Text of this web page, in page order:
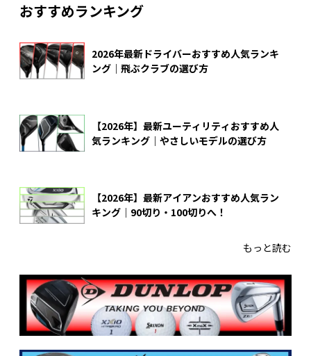
おすすめランキング
2026年最新ドライバーおすすめ人気ランキ
ング｜飛ぶクラブの選び方
【2026年】最新ユーティリティおすすめ人
気ランキング｜やさしいモデルの選び方
【2026年】最新アイアンおすすめ人気ラン
キング｜90切り・100切りへ！
もっと読む